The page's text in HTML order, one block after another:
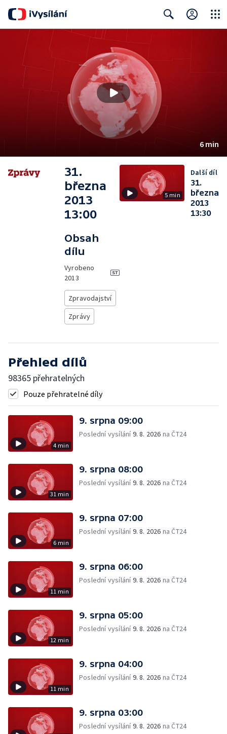
6 min
31.
března
2013
13:00
Obsah
dílu
Vyrobeno
2013
Zpravodajství
Zprávy
5 min
Další díl
31.
března
2013
13:30
Přehled dílů
98365 přehratelných
Pouze přehratelné díly
4 min
9. srpna 09:00
Poslední vysílání9. 8. 2026 na ČT24
31 min
9. srpna 08:00
Poslední vysílání9. 8. 2026 na ČT24
6 min
9. srpna 07:00
Poslední vysílání9. 8. 2026 na ČT24
11 min
9. srpna 06:00
Poslední vysílání9. 8. 2026 na ČT24
12 min
9. srpna 05:00
Poslední vysílání9. 8. 2026 na ČT24
11 min
9. srpna 04:00
Poslední vysílání9. 8. 2026 na ČT24
9. srpna 03:00
Poslední vysílání9. 8. 2026 na ČT24